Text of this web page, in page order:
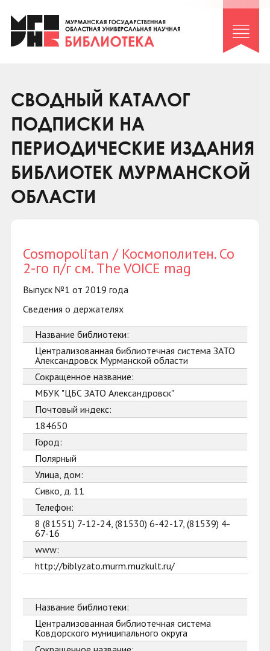
Клуб «Гиря и сельдерей»
Клуб «Семейный архив»
Коллегам
Контакты
СВОДНЫЙ КАТАЛОГ
ПОДПИСКИ НА
ПЕРИОДИЧЕСКИЕ ИЗДАНИЯ
БИБЛИОТЕК МУРМАНСКОЙ
ОБЛАСТИ
Cosmopolitan / Космополитен. Со
2-го п/г см. The VOICE mag
Выпуск №1 от 2019 года
Сведения о держателях
Название библиотеки:
Централизованная библиотечная система ЗАТО
Александровск Мурманской области
Сокращенное название:
МБУК "ЦБС ЗАТО Александровск"
Почтовый индекс:
184650
Город:
Полярный
Улица, дом:
Сивко, д. 11
Телефон:
8 (81551) 7-12-24, (81530) 6-42-17, (81539) 4-
67-16
www:
http://biblyzato.murm.muzkult.ru/
Название библиотеки:
Централизованная библиотечная система
Ковдорского муниципального округа